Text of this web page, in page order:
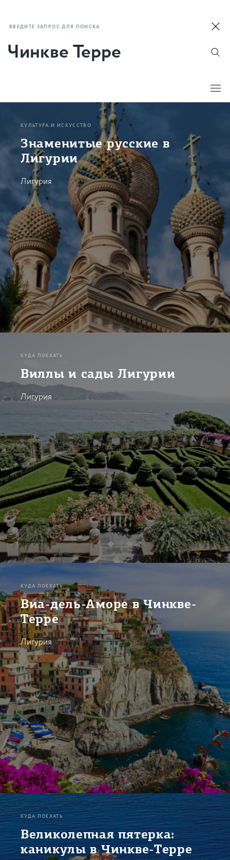
ВВЕДИТЕ ЗАПРОС ДЛЯ ПОИСКА
КУЛЬТУРА И ИСКУССТВО
Знаменитые русские в
Лигурии
Лигурия
КУДА ПОЕХАТЬ
Виллы и сады Лигурии
Лигурия
КУДА ПОЕХАТЬ
Виа-дель-Аморе в Чинкве-
Терре
Лигурия
КУДА ПОЕХАТЬ
Великолепная пятерка:
каникулы в Чинкве-Терре